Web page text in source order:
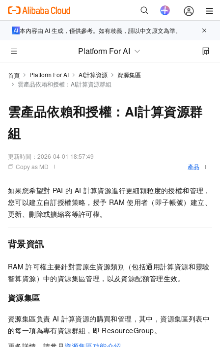
本內容由 AI 生成，僅供參考。如有歧義，請以中文原文為準。
Platform For AI
首頁 Platform For AI AI計算資源
資源集區
雲產品依賴和授權：AI計算資源群組
雲產品依賴和授權：AI計算資源群
組
更新時間： 2026-04-01 18:57:49
Copy as MD
產品
如果您希望對 PAI 的 AI 計算資源進行更細顆粒度的授權和管理，
您可以建立自訂授權策略，授予 RAM 使用者（即子帳號）建立、
更新、刪除或擴縮容等許可權。
背景資訊
RAM 許可權主要針對雲原生資源類別（包括通用計算資源和靈駿
智算資源）中的資源集區管理，以及資源配額管理生效。
資源集區
資源集區負責 AI 計算資源的購買和管理，其中，資源集區列表中
的每一項為專有資源群組，即 ResourceGroup。